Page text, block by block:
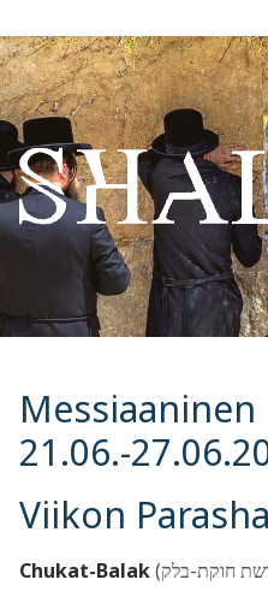
Hyppää
sisältöön
Messiaaninen
21.06.-
Viikon Parasha
Chukat-Balak